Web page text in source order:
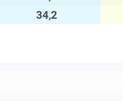
34,2